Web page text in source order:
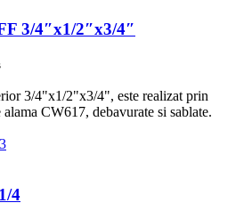
3/4″x1/2″x3/4″
3/4"x1/2"x3/4", este realizat prin
CW617, debavurate si sablate.
4